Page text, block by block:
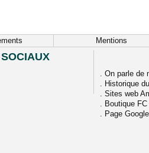
Mentions
. On parle de
. Historique
. Sites web
. Boutique
. Page